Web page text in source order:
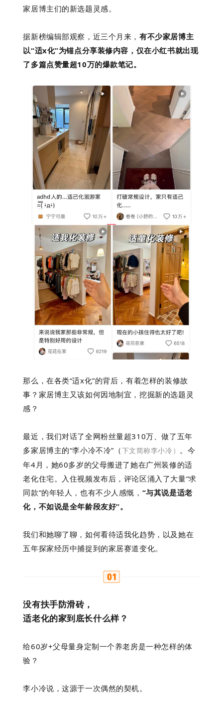
家居博主们的新选题灵感。
据新榜编辑部观察，近三个月来，有不少家居博主
以“适x化”为锚点分享装修内容，仅在小红书就出现
了多篇点赞量超10万的爆款笔记。
那么，在各类“适x化”的背后，有着怎样的装修故
事？家居博主又该如何因地制宜，挖掘新的选题灵
感？
最近，我们对话了全网粉丝量超310万、做了五年
多家居博主的“李小冷不冷”（下文简称李小冷） 。今
年4月，她60多岁的父母搬进了她在广州装修的适
老化住宅。入住视频发布后，评论区涌入了大量“求
同款”的年轻人，也有不少人感慨， “与其说是适老
化，不如说是全年龄段友好”。
我们和她聊了聊，如何看待适我化趋势，以及她在
五年探家经历中捕捉到的家居赛道变化。
没有扶手防滑砖，
适老化的家到底长什么样？
给60岁+父母量身定制一个养老房是一种怎样的体
验？
李小冷说，这源于一次偶然的契机。